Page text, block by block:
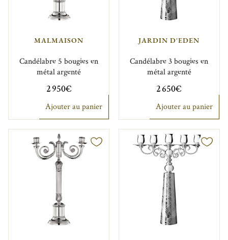
MALMAISON
Candélabre 5 bougies en
métal argenté
2 950€
Ajouter au panier
JARDIN D'EDEN
Candélabre 3 bougies en
métal argenté
2 650€
Ajouter au panier